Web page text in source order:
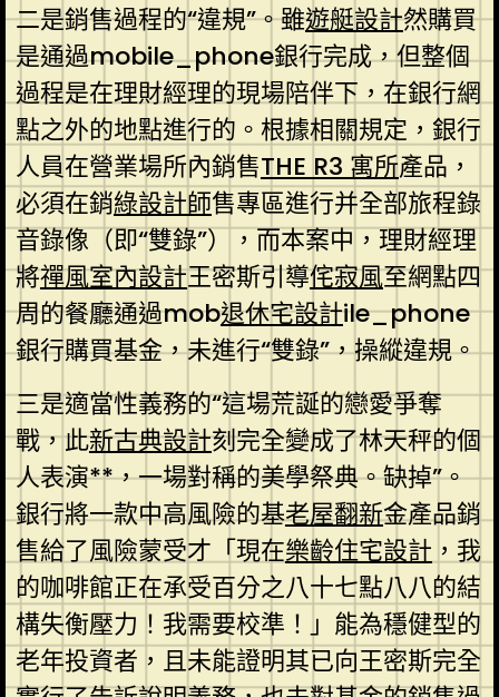
二是銷售過程的“違規”。雖遊艇設計然購買
是通過mobile_phone銀行完成，但整個
過程是在理財經理的現場陪伴下，在銀行網
點之外的地點進行的。根據相關規定，銀行
人員在營業場所內銷售THE R3 寓所產品，
必須在銷綠設計師售專區進行并全部旅程錄
音錄像（即“雙錄”），而本案中，理財經理
將禪風室內設計王密斯引導侘寂風至網點四
周的餐廳通過mob退休宅設計ile_phone
銀行購買基金，未進行“雙錄”，操縱違規。
三是適當性義務的“這場荒誕的戀愛爭奪
戰，此新古典設計刻完全變成了林天秤的個
人表演**，一場對稱的美學祭典。缺掉”。
銀行將一款中高風險的基老屋翻新金產品銷
售給了風險蒙受才「現在樂齡住宅設計 ，我
的咖啡館正在承受百分之八十七點八八的結
構失衡壓力！我需要校準！」能為穩健型的
老年投資者，且未能證明其已向王密斯完全